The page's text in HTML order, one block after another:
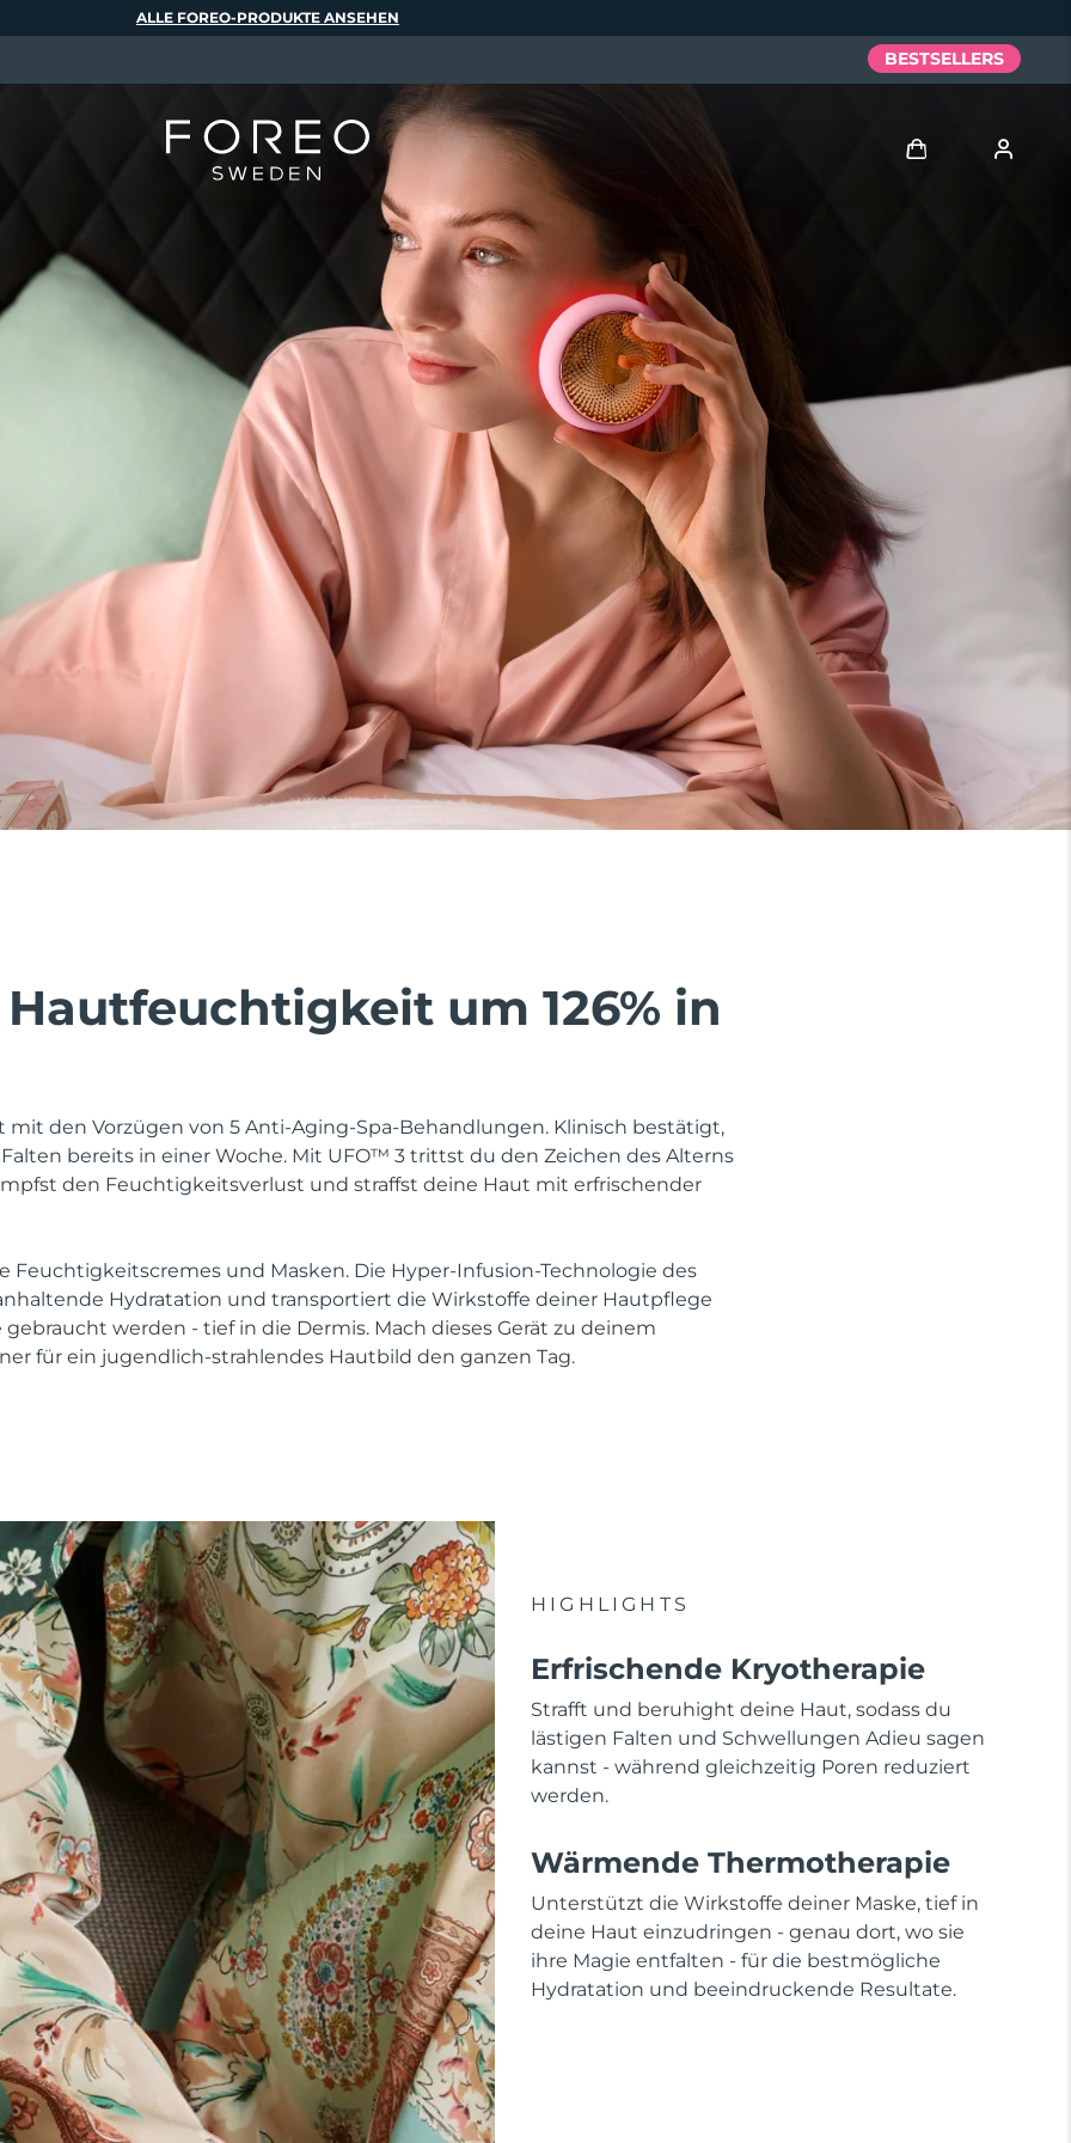
um 126% in
mit den Vorzügen von 5 Anti-Aging-Spa-Behandlungen. Klinisch bestätigt,
bereits in einer Woche. Mit UFO™ 3 trittst du den Zeichen des Alterns
den Feuchtigkeitsverlust und straffst deine Haut mit erfrischender
Feuchtigkeitscremes und Masken. Die Hyper-Infusion-Technologie des
Hydratation und transportiert die Wirkstoffe deiner Hautpflege
werden - tief in die Dermis. Mach dieses Gerät zu deinem
für ein jugendlich-strahlendes Hautbild den ganzen Tag.
HIGHLIGHTS
Erfrischende Kryotherapie
Strafft und beruhight deine Haut, sodass du
lästigen Falten und Schwellungen Adieu sagen
kannst - während gleichzeitig Poren reduziert
werden.
Wärmende Thermotherapie
Unterstützt die Wirkstoffe deiner Maske, tief in
deine Haut einzudringen - genau dort, wo sie
ihre Magie entfalten - für die bestmögliche
Hydratation und beeindruckende Resultate.
ALLE FOREO-PRODUKTE ANSEHEN
BESTSELLERS
Meine Bestellungen
Meine Abonnements